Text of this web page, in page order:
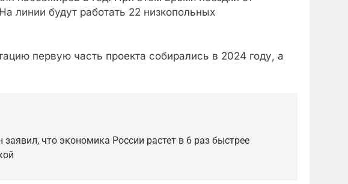
линии будут работать 22 низкопольных
первую часть проекта собирались в 2024 году, а
что экономика России растет в 6 раз быстрее